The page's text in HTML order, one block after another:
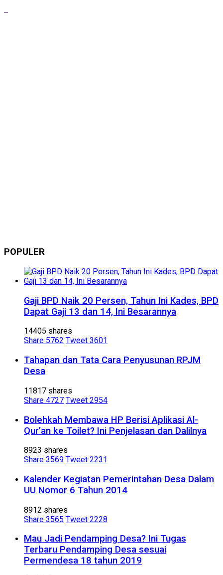
POPULER
Gaji BPD Naik 20 Persen, Tahun Ini Kades, BPD
Dapat Gaji 13 dan 14, Ini Besarannya
14405 shares
Share 5762 Tweet 3601
Tahapan dan Tata Cara Penyusunan RPJM
Desa
11817 shares
Share 4727 Tweet 2954
Bolehkah Membawa HP Berisi Aplikasi Al-
Qur’an ke Toilet? Ini Penjelasan dan Dalilnya
8923 shares
Share 3569 Tweet 2231
Kalender Kegiatan Pemerintahan Desa Dalam
UU Nomor 6 Tahun 2014
8912 shares
Share 3565 Tweet 2228
Mau Jadi Pendamping Desa? Ini Tugas
Terbaru Pendamping Desa sesuai
Permendesa 18 tahun 2019